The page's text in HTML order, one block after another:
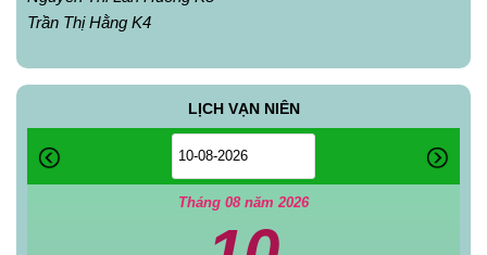
Trần Thị Hằng K4
LỊCH VẠN NIÊN
Tháng 08 năm 2026